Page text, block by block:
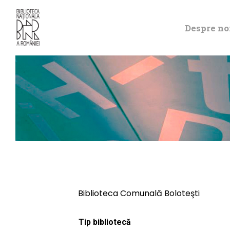
Despre
Biblioteca Comunală Boloteşti
Tip bibliotecă